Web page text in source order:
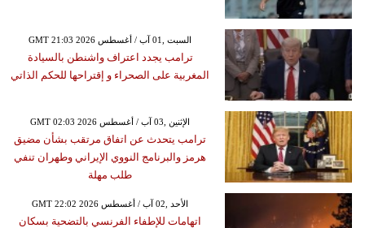
GMT 21:03 2026 السبت ,01 آب / أغسطس
ترامب يجدد اعتراف واشنطن بالسيادة
المغربية على الصحراء و إقتراحها للحكم الذاتي
GMT 02:03 2026 الإثنين ,03 آب / أغسطس
ترامب يتحدث عن اتفاق مرتقب بشأن مضيق
هرمز والبرنامج النووي الإيراني وطهران تنفي
طلب مهلة
GMT 22:02 2026 الأحد ,02 آب / أغسطس
اتهامات للإطفاء الفرنسي بالتضحية بسكان